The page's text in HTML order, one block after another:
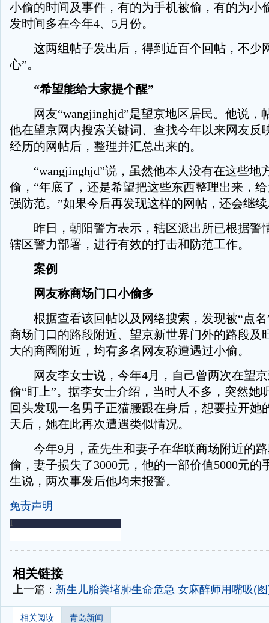
小偷的时间及事件，有的为手机被偷，有的为小
发时间多在今年4、5月份。
这两组帖子发出后，得到近百个回帖，不少
心”。
“希望能给大家提个醒”
网友“wangjinghjd”是望京地区居民。他说，
他在望京网内搜索关键词、查找今年以来网友反
经历的网帖后，整理并汇总出来的。
“wangjinghjd”说，虽然他本人没有在这些地
偷，“年底了，还是希望把这些东西整理出来，
强防范。”如果今后再发现这样的网帖，还会继
昨日，朝阳警方表示，辖区派出所已根据警
辖区警力部署，进行有效的打击和防范工作。
案例
网友称商场门口小偷多
根据查看该回帖以及网络搜索，发现被“点名
商场门口的路段附近、望京新世界门外的路段及
大的商圈附近，均有多名网友称遭遇过小偷。
网友李女士说，今年4月，自己曾两次在望京
偷“盯上”。据李女士介绍，当时人不多，突然她
回头发现一名男子正猫腰跟在身后，想要拉开她
天后，她在此再次遭遇类似情况。
今年9月，孟先生和妻子在华联商场附近的路
偷，妻子损失了3000元，他的一部价值5000元的
生说，两次事发后他均未报警。
免责声明
-
相关链接
上一篇： 新生儿胎粪堵肺生命危急 女麻醉师用嘴吸(
相关阅读 青岛新闻